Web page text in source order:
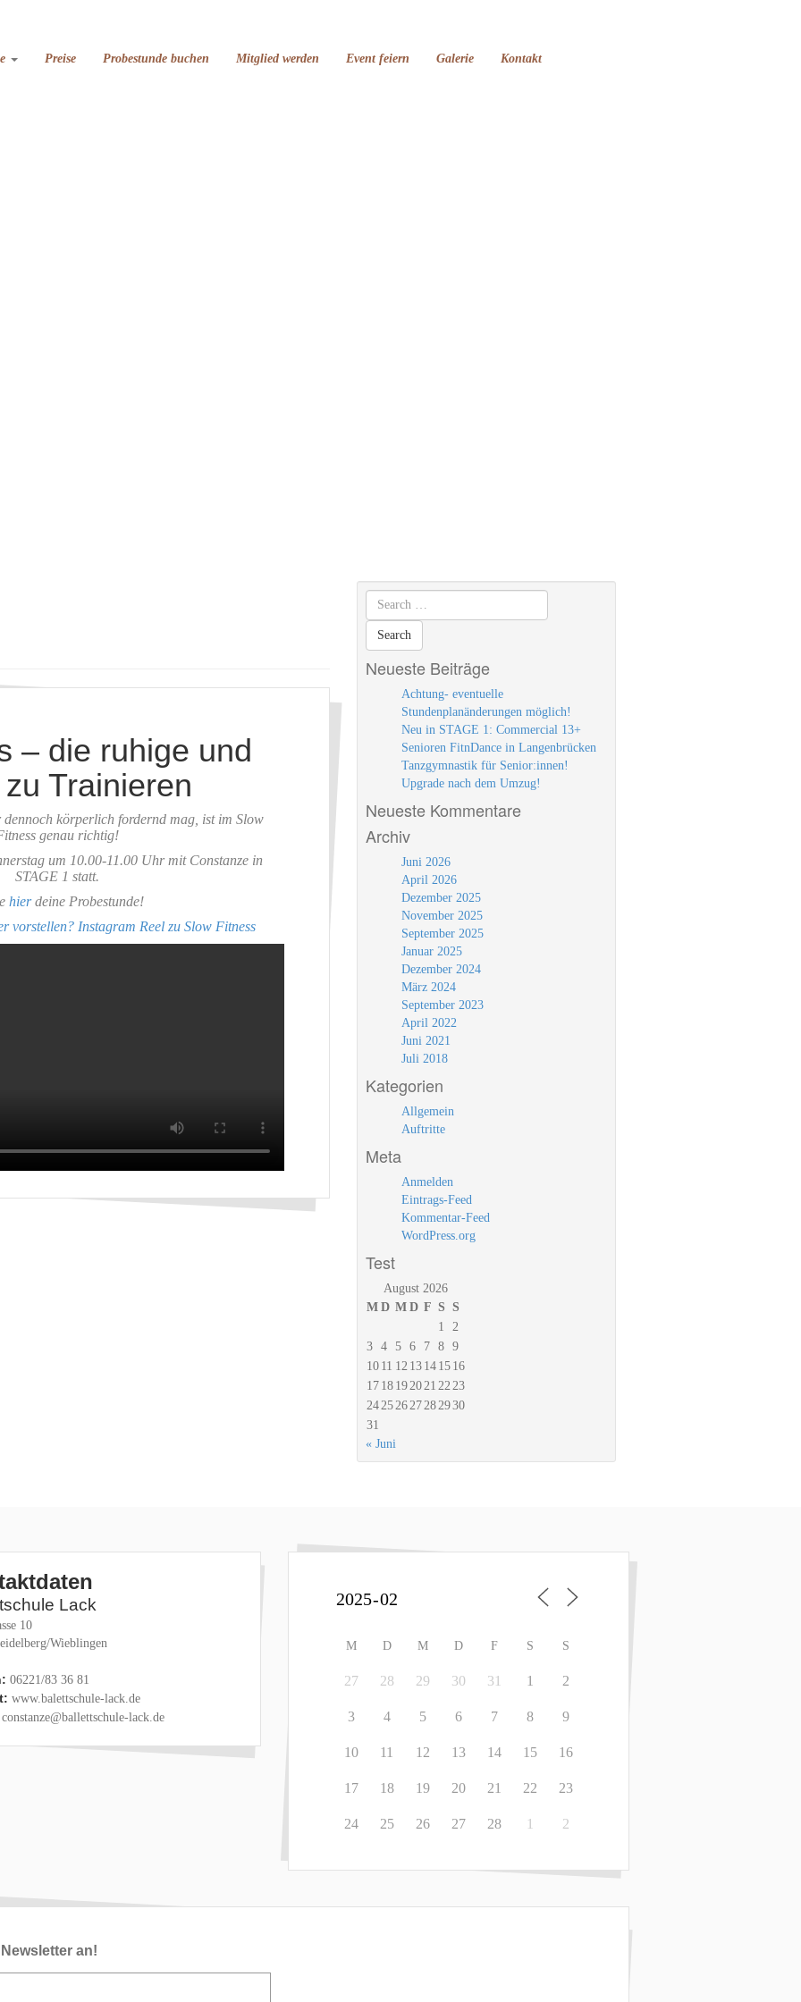
Preise Probestunde buchen Mitglied werden Event feiern Galerie Kontakt
– die ruhige und
Trainieren
dennoch körperlich fordernd mag, ist im Slow
genau richtig!
um 10.00-11.00 Uhr mit Constanze in
STAGE 1 statt.
hierdeine Probestunde!
vorstellen? Instagram Reel zu Slow Fitness
Neueste Beiträge
Achtung- eventuelle
Stundenplanänderungen möglich!
Neu in STAGE 1: Commercial 13+
Senioren FitnDance in Langenbrücken
Tanzgymnastik für Senior:innen!
Upgrade nach dem Umzug!
Neueste Kommentare
Archiv
Juni 2026
April 2026
Dezember 2025
November 2025
September 2025
Januar 2025
Dezember 2024
März 2024
September 2023
April 2022
Juni 2021
Juli 2018
Kategorien
Allgemein
Auftritte
Meta
Anmelden
Eintrags-Feed
Kommentar-Feed
WordPress.org
Test
August 2026
M D M D F S S
1
2
3
4 5 6 7 8
9
10 11 12 13 14 15 16
17 18 192021 2223
24252627282930
31
« Juni
Lack
10
Wieblingen
06221/83 36 81
www.balettschule-lack.de
lack.de
M D M D F S S
27 28 29 30 31 1 2
3 4 5 6 7 8 9
10 11 12 13 14 15 16
17 18 19 20 21 22 23
24 25 26 27 28 1 2
an!